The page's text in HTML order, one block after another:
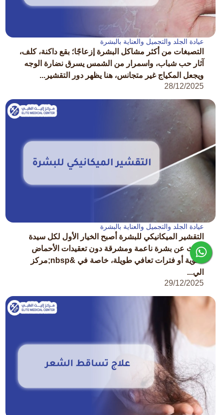
عيادة الجلد والتجميل والعناية بالبشرة
التصبغات من أكثر مشاكل البشرة إزعاجًا؛ بقع داكنة، كلف،
آثار حب شباب، واسمرار من الشمس يسرق نضارة الوجه
ويجعل المكياج غير متجانس، هنا يظهر دور التقشير...
28/12/2025
عيادة الجلد والتجميل والعناية بالبشرة
التقشير الميكانيكي للبشرة أصبح الخيار الأول لكل سيدة
تبحث عن بشرة ناعمة ومشرقة دون تعقيدات الأحماض
القوية أو فترات تعافي طويلة، خاصة في &nbsp;مركز
الي...
29/12/2025